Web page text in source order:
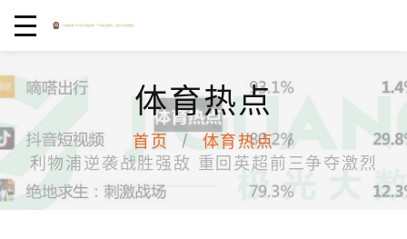
体育热点
首页
体育热点
利物浦逆袭战胜强敌 重回英超前三争夺激烈